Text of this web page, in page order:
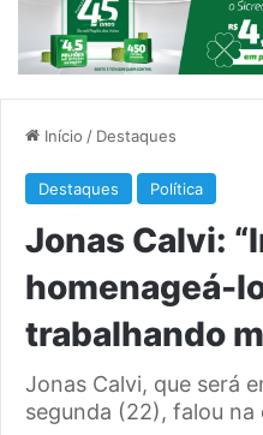
Início / Destaques
Destaques Política
Jonas Calvi:
homenageá-
trabalhando
Jonas Calvi, que será
segunda (22), falou